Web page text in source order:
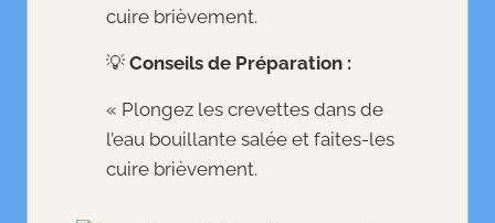
cuire brièvement.
💡 Conseils de Préparation :
« Plongez les crevettes dans de
l’eau bouillante salée et faites-les
cuire brièvement.